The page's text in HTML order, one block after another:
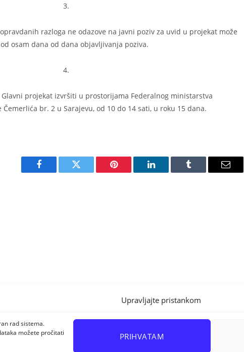
Upravljajte pristankom
rad sistema.
možete pročitati
PRIHVATAM
3.
razloga ne odazove na javni poziv za uvid u projekat može
osam dana od dana objavljivanja poziva.
4.
projekat izvršiti u prostorijama Federalnog ministarstva
br. 2 u Sarajevu, od 10 do 14 sati, u roku 15 dana.
Facebook Twitter Pinterest LinkedIn Tumblr Email